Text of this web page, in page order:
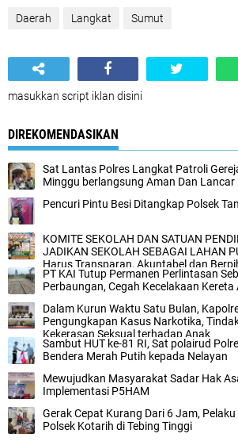
Daerah Langkat Sumut
masukkan script iklan disini
DIREKOMENDASIKAN
Sat Lantas Polres Langkat Patroli
Minggu berlangsung Aman Dan Lancar
Pencuri Pintu Besi Ditangkap Polsek
KOMITE SEKOLAH DAN SATUAN
JADIKAN SEKOLAH SEBAGAI LAHAN
Harus Transparan, Akuntabel dan
Didik
PT KAI Tutup Permanen Perlintasan
Perbaungan, Cegah Kecelakaan Kereta
Dalam Kurun Waktu Satu Bulan,
Pengungkapan Kasus Narkotika,
Kekerasan Seksual terhadap Anak
Sambut HUT ke-81 RI, Sat polairud
Bendera Merah Putih kepada Nelayan
Mewujudkan Masyarakat Sadar Hak
Implementasi P5HAM
Gerak Cepat Kurang Dari 6 Jam,
Polsek Kotarih di Tebing Tinggi